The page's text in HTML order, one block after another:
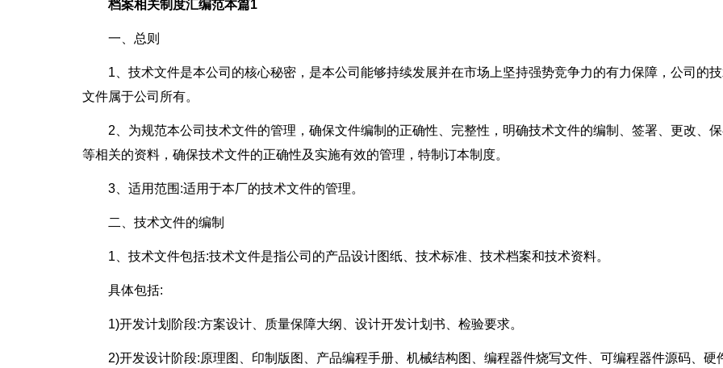
档案相关制度汇编范本篇1
一、总则
1、技术文件是本公司的核心秘密，是本公司能够持续发展并在市场上坚持强势竞争力的有力保障，公司的
文件属于公司所有。
2、为规范本公司技术文件的管理，确保文件编制的正确性、完整性，明确技术文件的编制、签署、更改、
等相关的资料，确保技术文件的正确性及实施有效的管理，特制订本制度。
3、适用范围:适用于本厂的技术文件的管理。
二、技术文件的编制
1、技术文件包括:技术文件是指公司的产品设计图纸、技术标准、技术档案和技术资料。
具体包括:
1)开发计划阶段:方案设计、质量保障大纲、设计开发计划书、检验要求。
2)开发设计阶段:原理图、印制版图、产品编程手册、机械结构图、编程器件烧写文件、可编程器件源码、硬